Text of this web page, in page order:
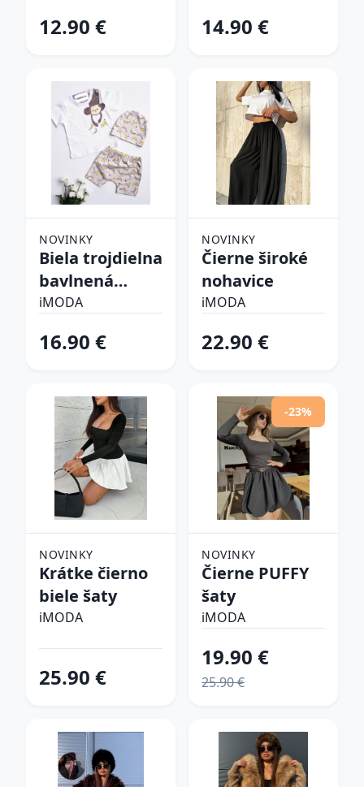
12.90 € 14.90 €
NOVINKY
Biela trojdielna
bavlnená
súprava
iMODA
16.90 €
NOVINKY
Čierne široké
nohavice
iMODA
22.90 €
NOVINKY
Krátke čierno
biele šaty
iMODA
25.90 €
-23%
NOVINKY
Čierne PUFFY
šaty
iMODA
19.90 €
25.90 €